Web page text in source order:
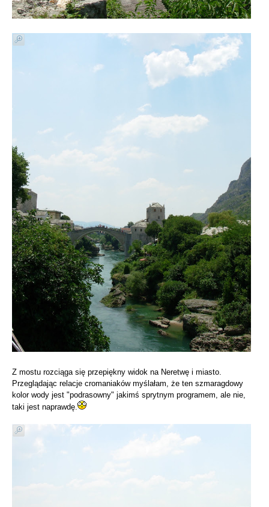
Z mostu rozciąga się przepiękny widok na Neretwę i miasto.
Przeglądając relacje cromaniaków myślałam, że ten szmaragdowy
kolor wody jest "podrasowny" jakimś sprytnym programem, ale nie,
taki jest naprawdę.